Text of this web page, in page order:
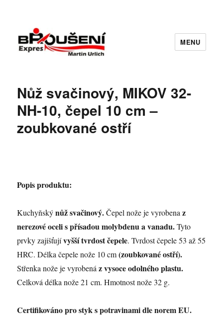
MENU
Nůž svačinový, MIKOV 32-
NH-10, čepel 10 cm –
zoubkované ostří
Popis produktu:
Kuchyňskýnůž svačinový.Čepel nože je vyrobenaz
nerezové oceli s přísadou molybdenu a vanadu.Tyto
prvky zajišťujívyšší tvrdost čepele. Tvrdost čepele 53 až 55
HRC. Délka čepele nože 10 cm(zoubkované ostří).
Střenka nože je vyrobenáz vysoce odolného plastu.
Celková délka nože 21 cm. Hmotnost nože 32 g.
Certifikováno pro styk s potravinami dle norem EU.